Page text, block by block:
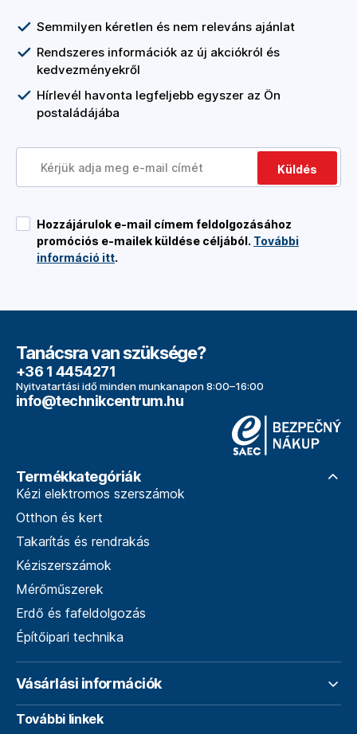
Semmilyen kéretlen és nem releváns ajánlat
Rendszeres információk az új akciókról és
kedvezményekről
Hírlevél havonta legfeljebb egyszer az Ön
postaládájába
Küldés
Hozzájárulok e-mail címem feldolgozásához
promóciós e-mailek küldése céljából. További
információ itt.
Tanácsra van szüksége?
+36 1 4454271
Nyitvatartási idő minden munkanapon 8:00–16:00
info@technikcentrum.hu
Termékkategóriák
Kézi elektromos szerszámok
Otthon és kert
Takarítás és rendrakás
Kéziszerszámok
Mérőműszerek
Erdő és fafeldolgozás
Építőipari technika
Vásárlási információk
További linkek